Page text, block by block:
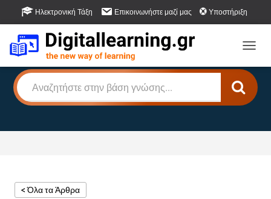
Ηλεκτρονική Τάξη Επικοινωνήστε μαζί μας Υποστήριξη
Βάση Γνώσης
Πως μπορούμε να βοηθήσουμε;
< Όλα τα Άρθρα